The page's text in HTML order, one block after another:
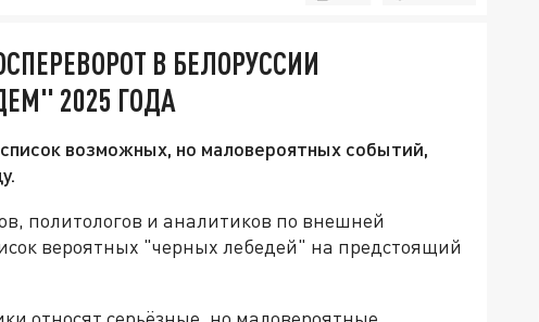
В БЕЛОРУССИИ
2025 ГОДА
возможных, но маловероятных событий,
политологов и аналитиков по внешней
вероятных "черных лебедей" на предстоящий